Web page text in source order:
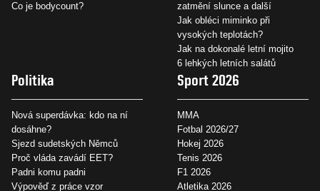
Co je bodycount?
zatmění slunce a další
Jak obléci miminko při
vysokých teplotách?
Jak na dokonalé letní mojito
6 lehkých letních salátů
Politika
Nová superdávka: kdo na ní
dosáhne?
Sjezd sudetských Němců
Proč vláda zavádí EET?
Padni komu padni
Výpověď z práce vzor
Sport 2026
MMA
Fotbal 2026/27
Hokej 2026
Tenis 2026
F1 2026
Atletika 2026